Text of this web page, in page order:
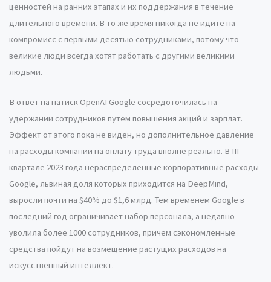
ценностей на ранних этапах и их поддержания в течение
длительного времени. В то же время никогда не идите на
компромисс с первыми десятью сотрудниками, потому что
великие люди всегда хотят работать с другими великими
людьми.
В ответ на натиск OpenAI Google сосредоточилась на
удержании сотрудников путем повышения акций и зарплат.
Эффект от этого пока не виден, но дополнительное давление
на расходы компании на оплату труда вполне реально. В III
квартале 2023 года нераспределенные корпоративные расходы
Google, львиная доля которых приходится на DeepMind,
выросли почти на $40% до $1,6 млрд. Тем временем Google в
последний год ограничивает набор персонала, а недавно
уволила более 1000 сотрудников, причем сэкономленные
средства пойдут на возмещение растущих расходов на
искусственный интеллект.